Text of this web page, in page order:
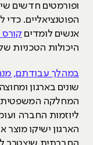
ופורמטים חדשים
הפוטנציאליים. כדי
אנשים לומדים קורס
היכולות הטכניות
במהלך עבודתם,
שונים בארגון
המחלקה המשפטית
ליוזמות החברה
הארגון ישיקו